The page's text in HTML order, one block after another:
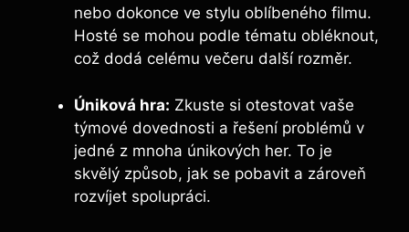
nebo dokonce ve stylu oblíbeného filmu.
Hosté se mohou podle tématu obléknout,
což dodá celému večeru další rozměr.
Úniková hra: Zkuste si otestovat vaše
týmové dovednosti a řešení problémů v
jedné z mnoha únikových her. To je
skvělý způsob, jak se pobavit a zároveň
rozvíjet spolupráci.